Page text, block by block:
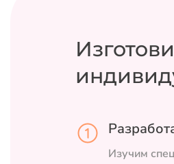
Изучим